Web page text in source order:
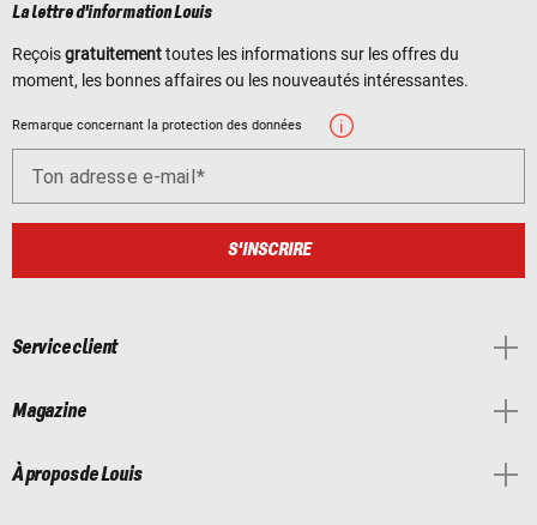
La lettre d'information Louis
Reçoisgratuitementtoutes les informations sur les offres du
moment, les bonnes affaires ou les nouveautés intéressantes.
Remarque concernant la protection des données
Ton adresse e-mail
S'INSCRIRE
Service client
Magazine
À propos de Louis